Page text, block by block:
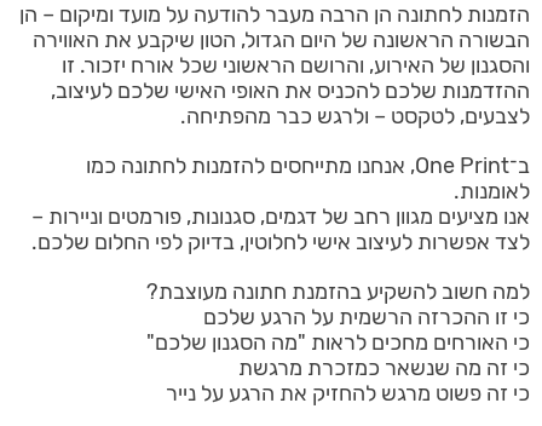
הזמנות לחתונה הן הרבה מעבר להודעה על מועד ומיקום – הן
הבשורה הראשונה של היום הגדול, הטון שיקבע את האווירה
והסגנון של האירוע, והרושם הראשוני שכל אורח יזכור. זו
ההזדמנות שלכם להכניס את האופי האישי שלכם לעיצוב,
לצבעים, לטקסט – ולרגש כבר מהפתיחה.
ב־One Print, אנחנו מתייחסים להזמנות לחתונה כמו
לאומנות.
אנו מציעים מגוון רחב של דגמים, סגנונות, פורמטים וניירות –
לצד אפשרות לעיצוב אישי לחלוטין, בדיוק לפי החלום שלכם.
למה חשוב להשקיע בהזמנת חתונה מעוצבת?
כי זו ההכרזה הרשמית על הרגע שלכם
כי האורחים מחכים לראות "מה הסגנון שלכם"
כי זה מה שנשאר כמזכרת מרגשת
כי זה פשוט מרגש להחזיק את הרגע על נייר